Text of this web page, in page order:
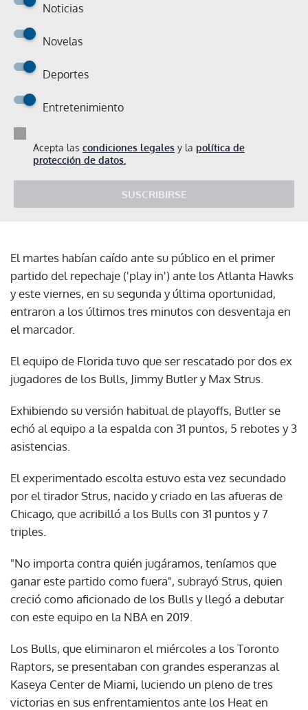
Noticias
Novelas
Deportes
Entretenimiento
Acepta las condiciones legales y la política de
protección de datos.
SUSCRIBIRSE
El martes habían caído ante su público en el primer
partido del repechaje ('play in') ante los Atlanta Hawks
y este viernes, en su segunda y última oportunidad,
entraron a los últimos tres minutos con desventaja en
el marcador.
El equipo de Florida tuvo que ser rescatado por dos ex
jugadores de los Bulls, Jimmy Butler y Max Strus.
Exhibiendo su versión habitual de playoffs, Butler se
echó al equipo a la espalda con 31 puntos, 5 rebotes y 3
asistencias.
El experimentado escolta estuvo esta vez secundado
por el tirador Strus, nacido y criado en las afueras de
Chicago, que acribilló a los Bulls con 31 puntos y 7
triples.
"No importa contra quién jugáramos, teníamos que
ganar este partido como fuera", subrayó Strus, quien
creció como aficionado de los Bulls y llegó a debutar
con este equipo en la NBA en 2019.
Los Bulls, que eliminaron el miércoles a los Toronto
Raptors, se presentaban con grandes esperanzas al
Kaseya Center de Miami, luciendo un pleno de tres
victorias en sus enfrentamientos ante los Heat en